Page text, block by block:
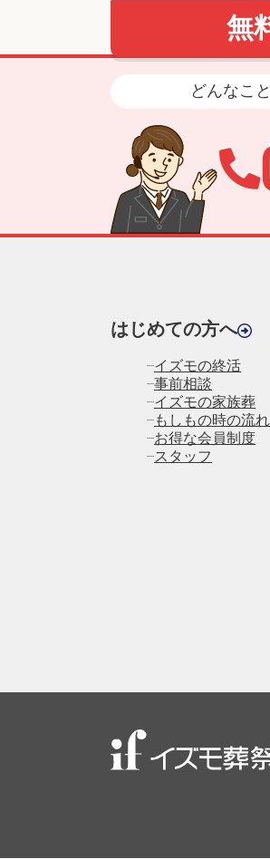
無
どんなこ
はじめての方へ
イズモの終活
事前相談
イズモの家族葬
もしもの時の流れ
お得な会員制度
スタッフ